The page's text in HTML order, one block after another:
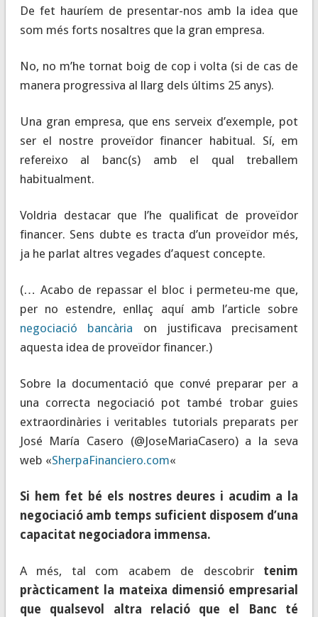
De fet hauríem de presentar-nos amb la idea que
som més forts nosaltres que la gran empresa.
No, no m’he tornat boig de cop i volta (si de cas de
manera progressiva al llarg dels últims 25 anys).
Una gran empresa, que ens serveix d’exemple, pot
ser el nostre proveïdor financer habitual. Sí, em
refereixo al banc(s) amb el qual treballem
habitualment.
Voldria destacar que l’he qualificat de proveïdor
financer. Sens dubte es tracta d’un proveïdor més,
ja he parlat altres vegades d’aquest concepte.
(… Acabo de repassar el bloc i permeteu-me que,
per no estendre, enllaç aquí amb l’article sobre
negociació bancària on justificava precisament
aquesta idea de proveïdor financer.)
Sobre la documentació que convé preparar per a
una correcta negociació pot també trobar guies
extraordinàries i veritables tutorials preparats per
José María Casero (@JoseMariaCasero) a la seva
web «SherpaFinanciero.com«
Si hem fet bé els nostres deures i acudim a la
negociació amb temps suficient disposem d’una
capacitat negociadora immensa.
A més, tal com acabem de descobrir tenim
pràcticament la mateixa dimensió empresarial
que qualsevol altra relació que el Banc té